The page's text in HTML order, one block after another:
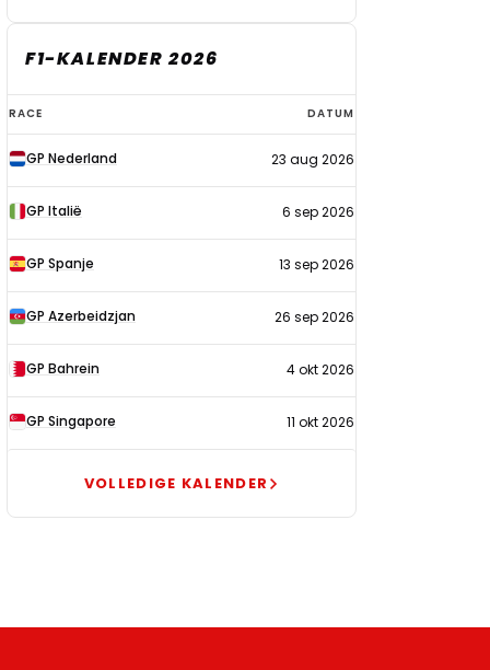
F1-KALENDER 2026
F1-
kalender
2026
RACE DATUM
GP Nederland 23 aug 2026
GP Italië 6 sep 2026
GP Spanje 13 sep 2026
GP Azerbeidzjan 26 sep 2026
GP Bahrein 4 okt 2026
GP Singapore 11 okt 2026
VOLLEDIGE KALENDER